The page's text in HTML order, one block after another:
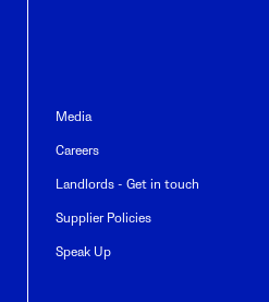
Media
Careers
Landlords - Get in touch
Supplier Policies
Speak Up